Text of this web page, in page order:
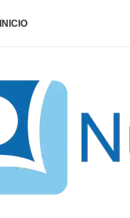
INICIO